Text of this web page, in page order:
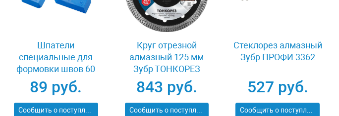
Шпатели
специальные для
формовки швов 60
мм Stayer 10165-H2
89 руб.
Сообщить о поступлении
Круг отрезной
алмазный 125 мм
Зубр ТОНКОРЕЗ
36659-125_z01
843 руб.
Сообщить о поступлении
Стеклорез алмазный
Зубр ПРОФИ 3362
527 руб.
Сообщить о поступлении